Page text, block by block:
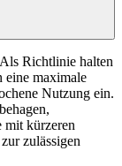
Richtlinie halten
eine maximale
Nutzung ein.
mit kürzeren
zulässigen